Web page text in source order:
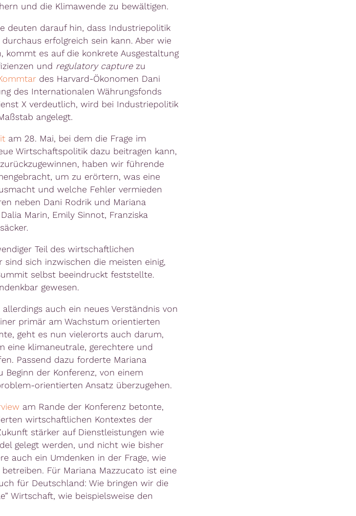
und die Klimawende zu bewältigen.
deuten darauf hin, dass Industriepolitik
erfolgreich sein kann. Aber wie
kommt es auf die konkrete Ausgestaltung
und regulatory capturezu
des Harvard-Ökonomen Dani
des Internationalen Währungsfonds
X verdeutlich, wird bei Industriepolitik
angelegt.
am 28. Mai, bei dem die Frage im
Wirtschaftspolitik dazu beitragen kann,
haben wir führende
um zu erörtern, was eine
und welche Fehler vermieden
neben Dani Rodrik und Mariana
Marin, Emily Sinnot, Franziska
Teil des wirtschaftlichen
sich inzwischen die meisten einig,
selbst beeindruckt feststellte.
gewesen.
auch ein neues Verständnis von
primär am Wachstum orientierten
geht es nun vielerorts auch darum,
eine klimaneutrale, gerechtere und
Passend dazu forderte Mariana
Beginn der Konferenz, von einem
orientierten Ansatz überzugehen.
am Rande der Konferenz betonte,
wirtschaftlichen Kontextes der
stärker auf Dienstleistungen wie
gelegt werden, und nicht wie bisher
auch ein Umdenken in der Frage, wie
Für Mariana Mazzucato ist eine
für Deutschland: Wie bringen wir die
Wirtschaft, wie beispielsweise den